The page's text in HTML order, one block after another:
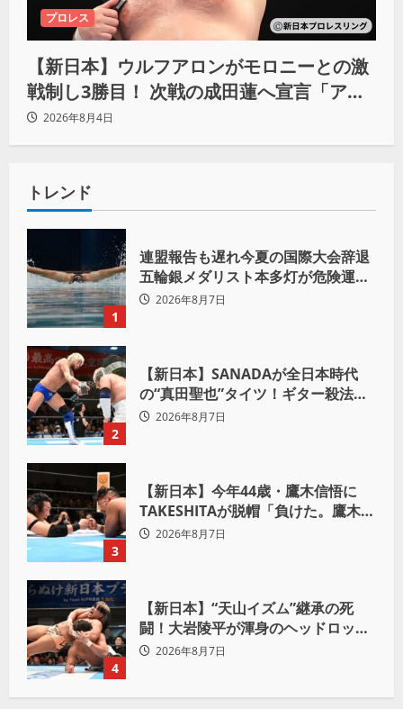
プロレス
【新日本】ウルフアロンがモロニーとの激
戦制し3勝目！ 次戦の成田蓮へ宣言「アイ
ツの王道を俺の王道でぶち壊す」
2026年8月4日
トレンド
1
連盟報告も遅れ今夏の国際大会辞退
五輪銀メダリスト本多灯が危険運転
致傷で起訴
2026年8月7日
2
【新日本】SANADAが全日本時代
の“真田聖也”タイツ！ギター殺法で
Yuto-IceをKO「俺と闘う時は考え
2026年8月7日
3
【新日本】今年44歳・鷹木信悟に
TAKESHITAが脱帽「負けた。鷹木信
悟、強いわ！」
2026年8月7日
4
【新日本】“天山イズム”継承の死
闘！大岩陵平が渾身のヘッドロック
で後藤洋央紀からタップ奪取 執念の
2026年8月7日